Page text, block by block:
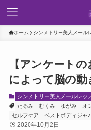
ホーム シンメトリー美人メール
【アンケート
によって脳の動
シンメトリー美人メールレッ
たるみ
むくみ ゆがみ オ
セルフケア
ベストボディジャ
2020年10月2日